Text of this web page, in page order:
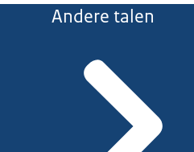
Andere talen